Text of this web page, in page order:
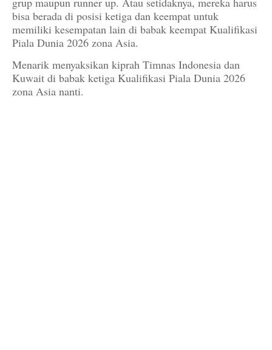
bisa berada di posisi ketiga dan keempat untuk
memiliki kesempatan lain di babak keempat Kualifikasi
Piala Dunia 2026 zona Asia.
Menarik menyaksikan kiprah Timnas Indonesia dan
Kuwait di babak ketiga Kualifikasi Piala Dunia 2026
zona Asia nanti.